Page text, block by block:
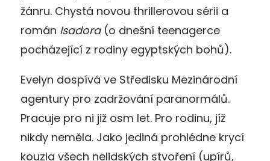
žánru. Chystá novou thrillerovou sérii a
román Isadora(o dnešní teenagerce
pocházející z rodiny egyptských bohů).
Evelyn dospívá ve Středisku Mezinárodní
agentury pro zadržování paranormálů.
Pracuje pro ni již osm let. Pro rodinu, jíž
nikdy neměla. Jako jediná prohlédne krycí
kouzla všech nelidských stvoření (upírů,